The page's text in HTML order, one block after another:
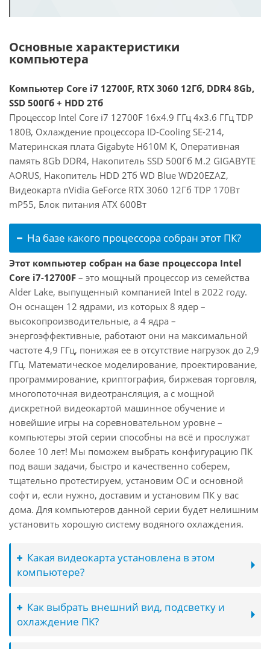
Основные характеристики
компьютера
Компьютер Core i7 12700F, RTX 3060 12Гб, DDR4 8Gb,
SSD 500Гб + HDD 2Тб
Процессор Intel Core i7 12700F 16x4.9 ГГц 4x3.6 ГГц TDP
180В, Охлаждение процессора ID-Cooling SE-214,
Материнская плата Gigabyte H610M K, Оперативная
память 8Gb DDR4, Накопитель SSD 500Гб M.2 GIGABYTE
AORUS, Накопитель HDD 2Тб WD Blue WD20EZAZ,
Видеокарта nVidia GeForce RTX 3060 12Гб TDP 170Вт
mP55, Блок питания ATX 600Вт
На базе какого процессора собран этот ПК?
Этот компьютер собран на базе процессора Intel
Core i7-12700F – это мощный процессор из семейства
Alder Lake, выпущенный компанией Intel в 2022 году.
Он оснащен 12 ядрами, из которых 8 ядер –
высокопроизводительные, а 4 ядра –
энергоэффективные, работают они на максимальной
частоте 4,9 ГГц, понижая ее в отсутствие нагрузок до 2,9
ГГц. Математическое моделирование, проектирование,
программирование, криптография, биржевая торговля,
многопоточная видеотрансляция, а с мощной
дискретной видеокартой машинное обучение и
новейшие игры на соревновательном уровне –
компьютеры этой серии способны на всё и прослужат
более 10 лет! Мы поможем выбрать конфигурацию ПК
под ваши задачи, быстро и качественно соберем,
тщательно протестируем, установим ОС и основной
софт и, если нужно, доставим и установим ПК у вас
дома. Для компьютеров данной серии будет нелишним
установить хорошую систему водяного охлаждения.
Какая видеокарта установлена в этом
компьютере?
Как выбрать внешний вид, подсветку и
охлаждение ПК?